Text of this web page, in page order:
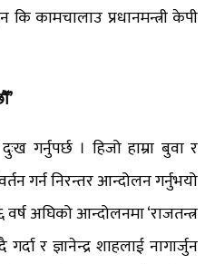
कि कामचालाउ प्रधानमन्त्री केपी
गर्नुपर्छ । हिजो हाम्रा बुवा र
गर्न निरन्तर आन्दोलन गर्नुभयो
अघिको आन्दोलनमा ‘राजतन्त्र
र ज्ञानेन्द्र शाहलाई नागार्जुन